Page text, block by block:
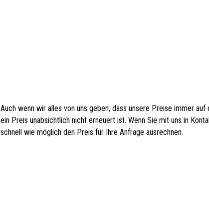
Auch wenn wir alles von uns geben, dass unsere Preise immer
ein Preis unabsichtlich nicht erneuert ist. Wenn Sie mit uns in
schnell wie möglich den Preis für Ihre Anfrage ausrechnen.